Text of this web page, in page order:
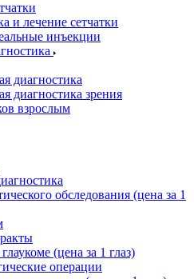
и лечение сетчатки
инъекции
диагностика
диагностика зрения
взрослым
обследования (цена за 1
(цена за 1 глаз)
операции